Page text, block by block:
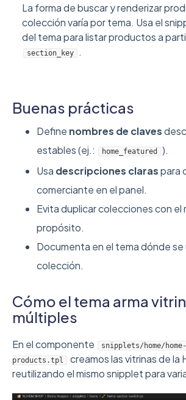
La forma de buscar y renderizar
colección varía por tema. Usa el
del tema para listar productos a
section_key .
Buenas prácticas
Define nombres de claves
estables (ej.:
home_featured
).
Usa descripciones claraspara
comerciante en el panel.
Evita duplicar colecciones con el
propósito.
Documenta en el tema dónde se
colección.
Cómo el tema arma
múltiples
En el componente
snipplets/home/
products.tpl
creamos las vitrinas de la
reutilizando el mismo snipplet para